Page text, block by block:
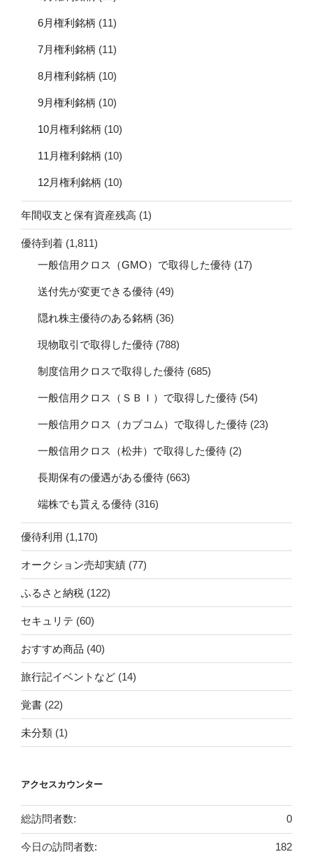
6月権利銘柄 (11)
7月権利銘柄 (11)
8月権利銘柄 (10)
9月権利銘柄 (10)
10月権利銘柄 (10)
11月権利銘柄 (10)
12月権利銘柄 (10)
年間収支と保有資産残高 (1)
優待到着 (1,811)
一般信用クロス（GMO）で取得した優待 (17)
送付先が変更できる優待 (49)
隠れ株主優待のある銘柄 (36)
現物取引で取得した優待 (788)
制度信用クロスで取得した優待 (685)
一般信用クロス（ＳＢＩ）で取得した優待 (54)
一般信用クロス（カブコム）で取得した優待 (23)
一般信用クロス（松井）で取得した優待 (2)
長期保有の優遇がある優待 (663)
端株でも貰える優待 (316)
優待利用 (1,170)
オークション売却実績 (77)
ふるさと納税 (122)
セキュリテ (60)
おすすめ商品 (40)
旅行記イベントなど (14)
覚書 (22)
未分類 (1)
アクセスカウンター
0
総訪問者数:
182
今日の訪問者数: